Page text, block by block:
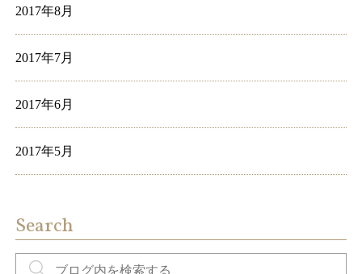
2017年8月
2017年7月
2017年6月
2017年5月
Search